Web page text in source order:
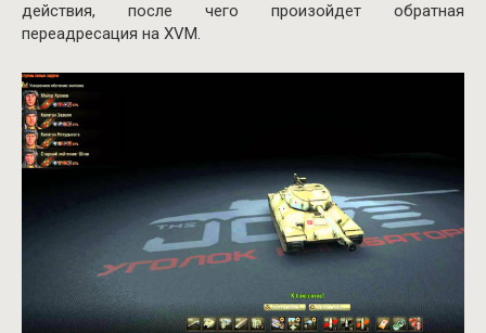
действия, после чего произойдет обратная
переадресация на XVM.